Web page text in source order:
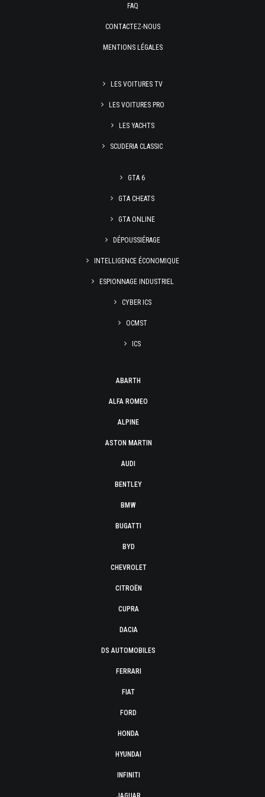
FAQ
CONTACTEZ-NOUS
MENTIONS LÉGALES
LES VOITURES TV
LES VOITURES PRO
LES YACHTS
SCUDERIA CLASSIC
GTA 6
GTA CHEATS
GTA ONLINE
DÉPOUSSIÉRAGE
INTELLIGENCE ÉCONOMIQUE
ESPIONNAGE INDUSTRIEL
CYBER ICS
OCMST
ICS
ABARTH
ALFA ROMEO
ALPINE
ASTON MARTIN
AUDI
BENTLEY
BMW
BUGATTI
BYD
CHEVROLET
CITROËN
CUPRA
DACIA
DS AUTOMOBILES
FERRARI
FIAT
FORD
HONDA
HYUNDAI
INFINITI